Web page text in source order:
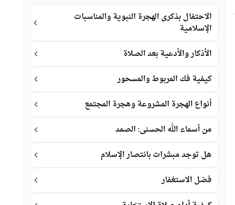
الاحتفال بذكرى الهجرة النبوية والمناسبات
الإسلامية
الأذكار والأدعية بعد الصلاة
كيفية فك المربوط والمسحور
أنواع الهجرة المشروعة وهجرة المجتمع
من أسماء الله الحسنى: الصمد
هل توجد مبشرات بانتصار الإسلام
فضل الاستغفار